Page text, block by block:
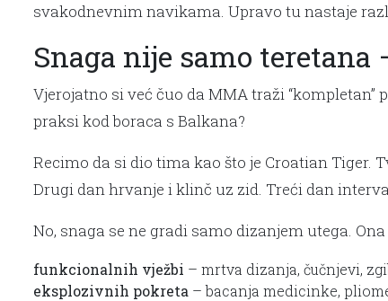
svakodnevnim navikama. Upravo tu nastaje
Snaga nije samo
Vjerojatno si već čuo da MMA traži
praksi kod boraca s Balkana?
Recimo da si dio tima kao što je Croatian Tiger.
Drugi dan hrvanje i klinč uz zid. Treći dan
No, snaga se ne gradi samo dizanjem utega.
funkcionalnih vježbi – mrtva dizanja, čučnjevi,
eksplozivnih pokreta – bacanja medicinke,